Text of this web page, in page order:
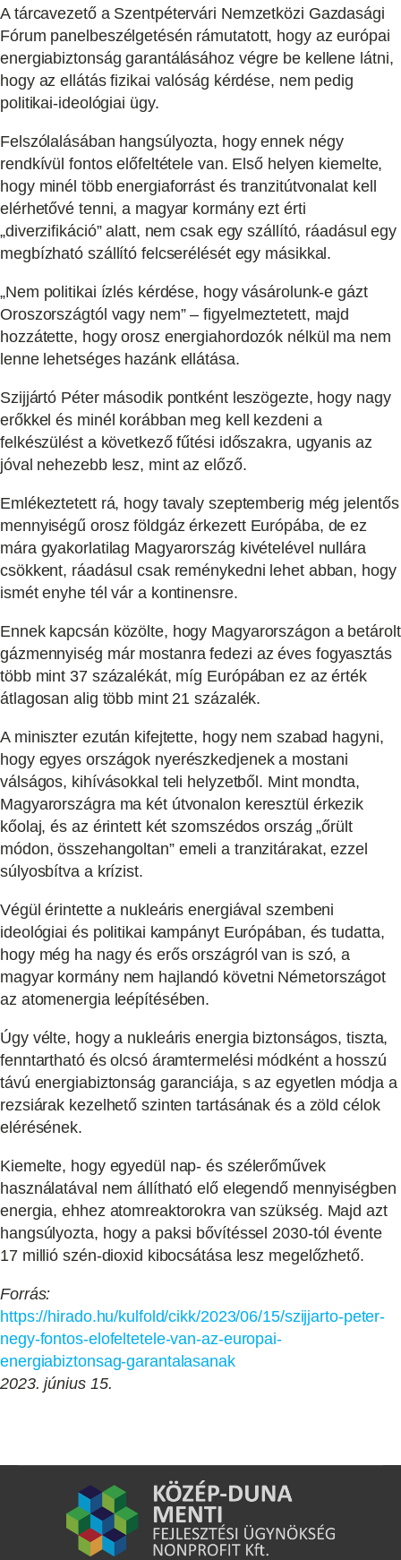
A tárcavezető a Szentpétervári Nemzetközi Gazdasági
Fórum panelbeszélgetésén rámutatott, hogy az európai
energiabiztonság garantálásához végre be kellene látni,
hogy az ellátás fizikai valóság kérdése, nem pedig
politikai-ideológiai ügy.
Felszólalásában hangsúlyozta, hogy ennek négy
rendkívül fontos előfeltétele van. Első helyen kiemelte,
hogy minél több energiaforrást és tranzitútvonalat kell
elérhetővé tenni, a magyar kormány ezt érti
„diverzifikáció” alatt, nem csak egy szállító, ráadásul egy
megbízható szállító felcserélését egy másikkal.
„Nem politikai ízlés kérdése, hogy vásárolunk-e gázt
Oroszországtól vagy nem” – figyelmeztetett, majd
hozzátette, hogy orosz energiahordozók nélkül ma nem
lenne lehetséges hazánk ellátása.
Szijjártó Péter második pontként leszögezte, hogy nagy
erőkkel és minél korábban meg kell kezdeni a
felkészülést a következő fűtési időszakra, ugyanis az
jóval nehezebb lesz, mint az előző.
Emlékeztetett rá, hogy tavaly szeptemberig még jelentős
mennyiségű orosz földgáz érkezett Európába, de ez
mára gyakorlatilag Magyarország kivételével nullára
csökkent, ráadásul csak reménykedni lehet abban, hogy
ismét enyhe tél vár a kontinensre.
Ennek kapcsán közölte, hogy Magyarországon a betárolt
gázmennyiség már mostanra fedezi az éves fogyasztás
több mint 37 százalékát, míg Európában ez az érték
átlagosan alig több mint 21 százalék.
A miniszter ezután kifejtette, hogy nem szabad hagyni,
hogy egyes országok nyerészkedjenek a mostani
válságos, kihívásokkal teli helyzetből. Mint mondta,
Magyarországra ma két útvonalon keresztül érkezik
kőolaj, és az érintett két szomszédos ország „őrült
módon, összehangoltan” emeli a tranzitárakat, ezzel
súlyosbítva a krízist.
Végül érintette a nukleáris energiával szembeni
ideológiai és politikai kampányt Európában, és tudatta,
hogy még ha nagy és erős országról van is szó, a
magyar kormány nem hajlandó követni Németországot
az atomenergia leépítésében.
Úgy vélte, hogy a nukleáris energia biztonságos, tiszta,
fenntartható és olcsó áramtermelési módként a hosszú
távú energiabiztonság garanciája, s az egyetlen módja a
rezsiárak kezelhető szinten tartásának és a zöld célok
elérésének.
Kiemelte, hogy egyedül nap- és szélerőművek
használatával nem állítható elő elegendő mennyiségben
energia, ehhez atomreaktorokra van szükség. Majd azt
hangsúlyozta, hogy a paksi bővítéssel 2030-tól évente
17 millió szén-dioxid kibocsátása lesz megelőzhető.
Forrás:
https://hirado.hu/kulfold/cikk/2023/06/15/szijjarto-peter-
negy-fontos-elofeltetele-van-az-europai-
energiabiztonsag-garantalasanak
2023. június 15.